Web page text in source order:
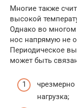
Многие также
высокой
Однако во многом
нос напрямую не
Периодическое
может быть
нагрузка;